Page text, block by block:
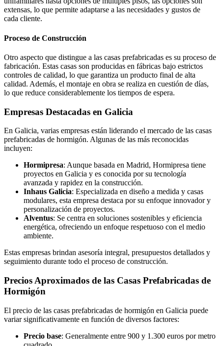
extensas, lo que permite adaptarse a las necesidades y gustos de
cada cliente.
Proceso de Construcción
Otro aspecto que distingue a las casas prefabricadas es su proceso de
fabricación. Estas casas son producidas en fábricas bajo estrictos
controles de calidad, lo que garantiza un producto final de alta
calidad. Además, el montaje en obra se realiza en cuestión de días,
lo que reduce considerablemente los tiempos de espera.
Empresas Destacadas en Galicia
En Galicia, varias empresas están liderando el mercado de las casas
prefabricadas de hormigón. Algunas de las más reconocidas
incluyen:
Hormipresa: Aunque basada en Madrid, Hormipresa tiene
proyectos en Galicia y es conocida por su tecnología
avanzada y rapidez en la construcción.
Inhaus Galicia: Especializada en diseño a medida y casas
modulares, esta empresa destaca por su enfoque innovador y
personalización de proyectos.
Alventus: Se centra en soluciones sostenibles y eficiencia
energética, ofreciendo un enfoque respetuoso con el medio
ambiente.
Estas empresas brindan asesoría integral, presupuestos detallados y
seguimiento durante todo el proceso de construcción.
Precios Aproximados de las Casas Prefabricadas de
Hormigón
El precio de las casas prefabricadas de hormigón en Galicia puede
variar significativamente en función de diversos factores:
Precio base: Generalmente entre 900 y 1.300 euros por metro